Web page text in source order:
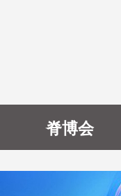
脊博会